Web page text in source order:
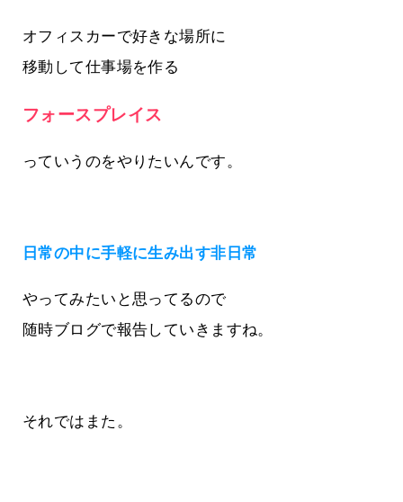
オフィスカーで好きな場所に
移動して仕事場を作る
フォースプレイス
っていうのをやりたいんです。
日常の中に手軽に生み出す非日常
やってみたいと思ってるので
随時ブログで報告していきますね。
それではまた。